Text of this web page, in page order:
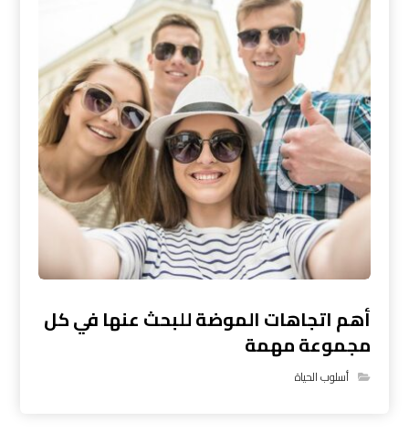
أهم اتجاهات الموضة للبحث عنها في كل
مجموعة مهمة
أسلوب الحياة